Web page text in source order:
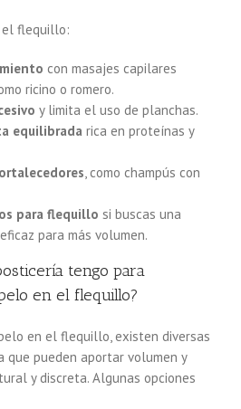
el flequillo:
con masajes capilares
ricino o romero.
y limita el uso de planchas.
equilibrada rica en proteínas y
, como champús con
para flequillo si buscas una
para más volumen.
tengo para
en el flequillo?
en el flequillo, existen diversas
que pueden aportar volumen y
y discreta. Algunas opciones